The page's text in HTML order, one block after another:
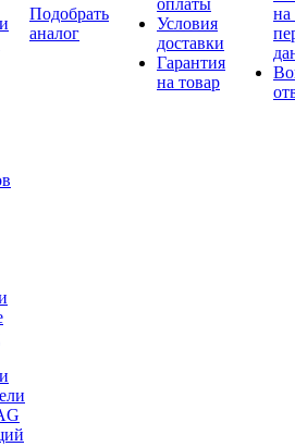
Подобрать
аналог
оплаты
Условия
доставки
Гарантия
на товар
на